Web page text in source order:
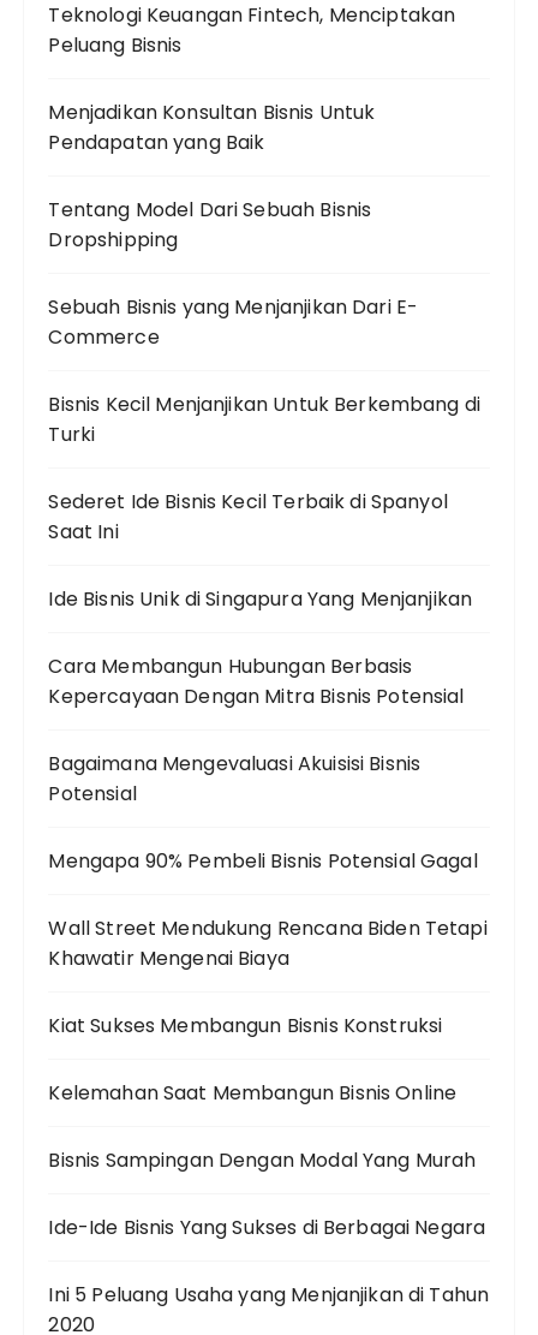
Teknologi Keuangan Fintech, Menciptakan
Peluang Bisnis
Menjadikan Konsultan Bisnis Untuk
Pendapatan yang Baik
Tentang Model Dari Sebuah Bisnis
Dropshipping
Sebuah Bisnis yang Menjanjikan Dari E-
Commerce
Bisnis Kecil Menjanjikan Untuk Berkembang di
Turki
Sederet Ide Bisnis Kecil Terbaik di Spanyol
Saat Ini
Ide Bisnis Unik di Singapura Yang Menjanjikan
Cara Membangun Hubungan Berbasis
Kepercayaan Dengan Mitra Bisnis Potensial
Bagaimana Mengevaluasi Akuisisi Bisnis
Potensial
Mengapa 90% Pembeli Bisnis Potensial Gagal
Wall Street Mendukung Rencana Biden Tetapi
Khawatir Mengenai Biaya
Kiat Sukses Membangun Bisnis Konstruksi
Kelemahan Saat Membangun Bisnis Online
Bisnis Sampingan Dengan Modal Yang Murah
Ide-Ide Bisnis Yang Sukses di Berbagai Negara
Ini 5 Peluang Usaha yang Menjanjikan di Tahun
2020